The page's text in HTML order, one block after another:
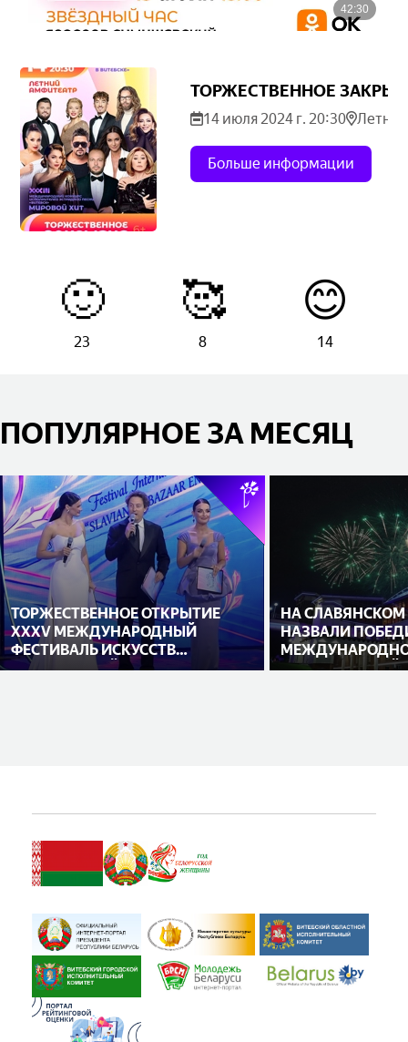
ТОРЖЕСТВЕННОЕ
14 июля 2024 г. 20:30
Больше информации
🙂
23
🥰
8
😊
14
ПОПУЛЯРНОЕ ЗА МЕСЯЦ
ТОРЖЕСТВЕННОЕ ОТКРЫТИЕ
XXXV МЕЖДУНАРОДНЫЙ
ФЕСТИВАЛЬ ИСКУССТВ
«СЛАВЯНСКИЙ БАЗАР В
НА СЛАВЯНСКОМ
НАЗВАЛИ
ИСПОЛНИТЕЛЕЙ